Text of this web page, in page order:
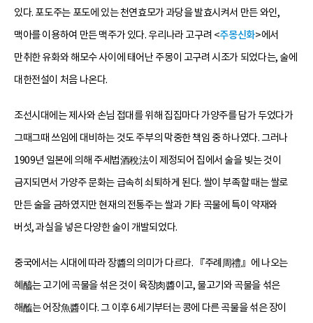
있다. 포도주는 포도에 있는 천연효모가 과당을 발효시켜서 만든 와인,
맥아를 이용하여 만든 맥주가 있다. 우리나라 고구려 <주몽신화>에서
만취한 유화와 해모수 사이에 태어난 주몽이 고구려 시조가 되었다는, 술에
대한전설이 처음 나온다.
조선시대에는 제사와 손님 접대를 위해 집집마다 가양주를 담가 두었다가
그때그때 쓰임에 대비하는 것도 주부의 막중한 책임 중 하나였다. 그러나
1909년 일본에 의해 주세법酒稅法이 제정되어 집에서 술을 빚는 것이
금지되면서 가양주 문화는 급속히 쇠퇴하게 된다. 쌀이 부족할 때는 쌀로
만든 술을 금하였지만 현재의 전통주는 쌀과 기타 곡물에 특이 약재와
버섯, 과실을 넣은 다양한 술이 개발되었다.
중국에서는 시대에 따라 장醬의 의미가 다르다. 『주례周禮』에 나오는
혜醯는 고기에 곡물을 섞은 것이 육장肉醬이고, 물고기와 곡물을 섞은
해醢는 어장魚醬이다. 그 이후 6세기부터는 콩에 다른 곡물을 섞은 장이